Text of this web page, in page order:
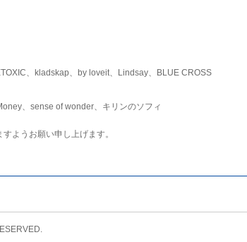
、kladskap、by loveit、Lindsay、BLUE CROSS
、sense of wonder、キリンのソフィ
ようお願い申し上げます。